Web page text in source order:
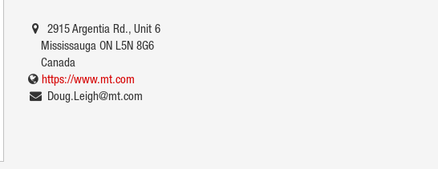
2915 Argentia Rd., Unit 6
Mississauga ON L5N 8G6
Canada
https://www.mt.com
Doug.Leigh@mt.com